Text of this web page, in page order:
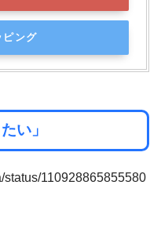
ング
い」
status/110928865855580